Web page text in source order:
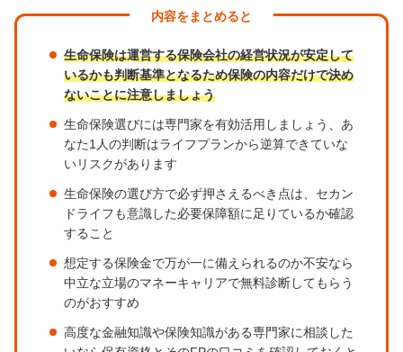
内容をまとめると
生命保険は運営する保険会社の経営状況が安定して
いるかも判断基準となるため保険の内容だけで決め
ないことに注意しましょう
生命保険選びには専門家を有効活用しましょう、あ
なた1人の判断はライフプランから逆算できていな
いリスクがあります
生命保険の選び方で必ず押さえるべき点は、セカン
ドライフも意識した必要保障額に足りているか確認
すること
想定する保険金で万が一に備えられるのか不安なら
中立な立場のマネーキャリアで無料診断してもらう
のがおすすめ
高度な金融知識や保険知識がある専門家に相談した